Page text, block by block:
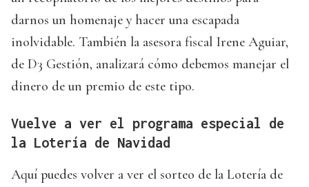
darnos un homenaje y hacer una escapada
inolvidable. También la asesora fiscal Irene Aguiar,
de D3 Gestión, analizará cómo debemos manejar el
dinero de un premio de este tipo.
Vuelve a ver el programa especial de
la Lotería de Navidad
Aquí puedes volver a ver el sorteo de la Lotería de